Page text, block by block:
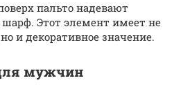
пальто надевают
Этот элемент имеет не
и декоративное значение.
мужчин